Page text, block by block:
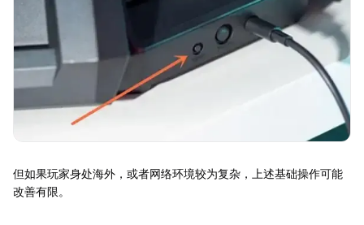
但如果玩家身处海外，或者网络环境较为复杂，上述基础操作可能
改善有限。